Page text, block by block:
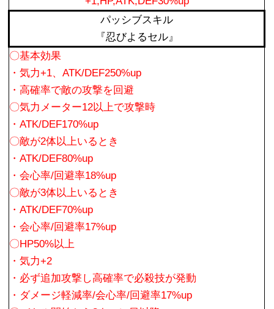
パッシブスキル
『忍びよるセル』
〇基本効果
・気力+1、ATK/DEF250%up
・高確率で敵の攻撃を回避
〇気力メーター12以上で攻撃時
・ATK/DEF170%up
〇敵が2体以上いるとき
・ATK/DEF80%up
・会心率/回避率18%up
〇敵が3体以上いるとき
・ATK/DEF70%up
・会心率/回避率17%up
〇HP50%以上
・気力+2
・必ず追加攻撃し高確率で必殺技が発動
・ダメージ軽減率/会心率/回避率17%up